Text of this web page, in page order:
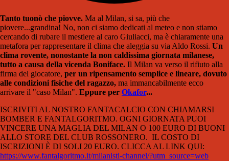
Tanto tuonò che piovve. Ma al Milan, si sa, più che
piovere...grandina! No, non ci siamo dedicati al meteo e non stiamo
cercando di rubare il mestiere al caro Giuliacci, ma è chiaramente una
metafora per rappresentare il clima che aleggia su via Aldo Rossi. Un
clima rovente, nonostante la non caldissima giornata milanese,
tutto a causa della vicenda Boniface. Il Milan va verso il rifiuto alla
firma del giocatore, per un ripensamento semplice e lineare, dovuto
alle condizioni fisiche del ragazzo, ma immancabilmente ecco
arrivare il "caso Milan". Eppure per Okafor...
ISCRIVITI AL NOSTRO FANTACALCIO CON CHIAMARSI
BOMBER E FANTALGORITMO. OGNI GIORNATA PUOI
VINCERE UNA MAGLIA DEL MILAN O 100 EURO DI BUONI
ALLO STORE DEL CLUB ROSSONERO. IL COSTO DI
ISCRIZIONI È DI SOLI 20 EURO. CLICCA AL LINK QUI:
https://www.fantalgoritmo.it/milanisti-channel/?utm_source=web